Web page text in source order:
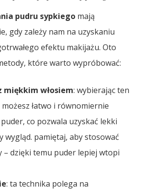
pudru sypkiego mają
gdy zależy nam na uzyskaniu
efektu makijażu. Oto
które warto wypróbować:
miękkim włosiem: wybierając ten
łatwo i równomiernie
co pozwala uzyskać lekki
wygląd. pamiętaj, aby stosować
– dzięki temu puder lepiej wtopi
: ta technika polega na